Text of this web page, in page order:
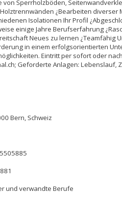
Sperrholzböden,
¿Bearbeiten diverser
Isolationen Ihr Profil
einige Jahre Berufserfahrung
Neues zu lernen ¿Teamfähig
in einem erfolgsorientierten
Eintritt per sofort oder
Geforderte Anlagen: Lebenslauf,
Bern, Schweiz
und verwandte Berufe